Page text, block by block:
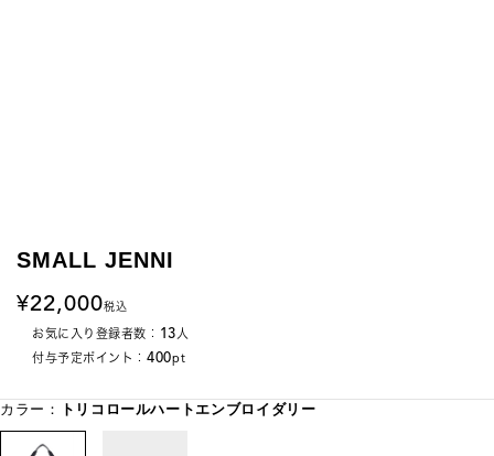
SMALL JENNI
22,000税込
お気に入り登録者数： 13人
付与予定ポイント： 400pt
カラー： トリコロールハートエンブロイダリー